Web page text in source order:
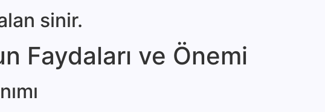
sinir.
Faydaları ve Önemi